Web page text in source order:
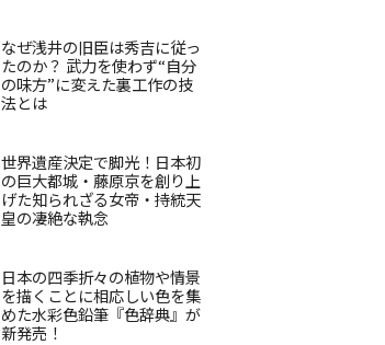
なぜ浅井の旧臣は秀吉に従っ
たのか？ 武力を使わず“自分
の味方”に変えた裏工作の技
法とは
世界遺産決定で脚光！日本初
の巨大都城・藤原京を創り上
げた知られざる女帝・持統天
皇の凄絶な執念
日本の四季折々の植物や情景
を描くことに相応しい色を集
めた水彩色鉛筆『色辞典』が
新発売！